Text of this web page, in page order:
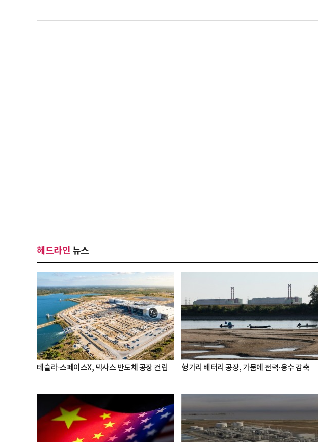
헤드라인 뉴스
테슬라·스페이스X, 텍사스 반도체 공장 건립 헝가리 배터리 공장, 가뭄에 전력·용수 감축